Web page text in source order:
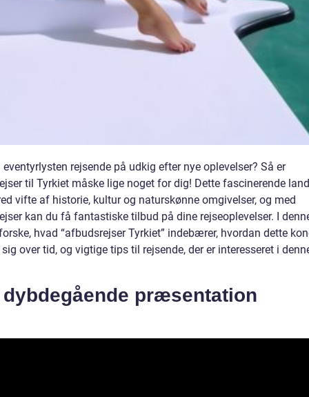
eventyrlysten rejsende på udkig efter nye oplevelser? Så er
til Tyrkiet måske lige noget for dig! Dette fascinerende
vifte af historie, kultur og naturskønne omgivelser, og med
kan du få fantastiske tilbud på dine rejseoplevelser. I
hvad “afbudsrejser Tyrkiet” indebærer, hvordan dette
over tid, og vigtige tips til rejsende, der er interesseret i
dybdegående præsentation